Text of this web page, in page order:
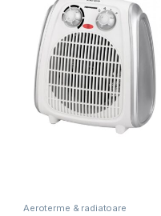
Aeroterme & radiatoare